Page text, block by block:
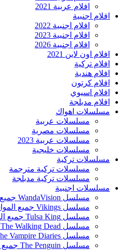
افلام عربية 2021
افلام اجنبية
افلام اجنبية 2022
افلام اجنبية 2023
افلام اجنبية 2026
افلام اون لاين 2021
افلام تركية
افلام هندية
افلام كرتون
افلام اسيوي
افلام مدبلجة
مسلسلات اهواك
مسلسلات عربية
مسلسلات مصرية
مسلسلات عربية 2023
مسلسلات خليجية
مسلسلات تركية
مسلسلات تركية مترجمة
مسلسلات تركية مدبلجة
مسلسلات اجنبية
مسلسل WandaVision جميع المواسم
مسلسل Vikings جميع المواسم
مسلسل Tulsa King جميع المواسم
مسلسل The Walking Dead جميع المواسم
مسلسل The Vampire Diaries جميع المواسم
مسلسل The Penguin جميع المواسم